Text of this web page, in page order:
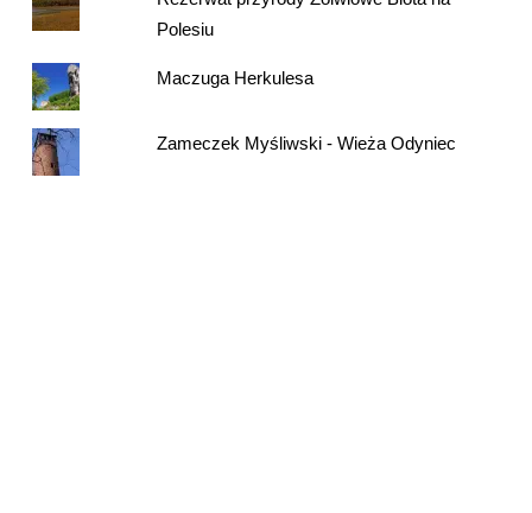
Polesiu
Maczuga Herkulesa
Zameczek Myśliwski - Wieża Odyniec